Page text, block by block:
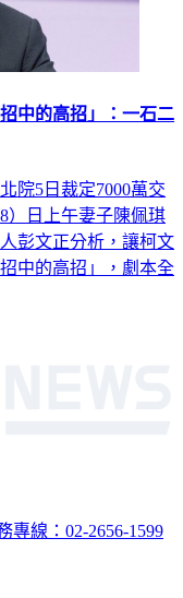
中的高招」：一石二
院5日裁定7000萬交
）日上午妻子陳佩琪
彭文正分析，讓柯文
中的高招」，劇本全
專線：02-2656-1599